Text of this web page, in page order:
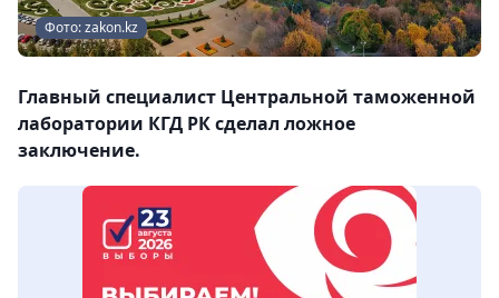
Фото: zakon.kz
Главный специалист Центральной таможенной
лаборатории КГД РК сделал ложное
заключение.